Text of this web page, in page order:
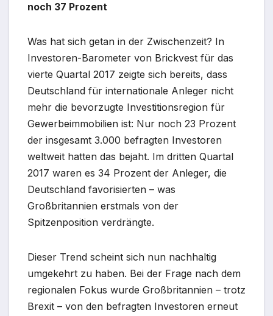
noch 37 Prozent
Was hat sich getan in der Zwischenzeit? In
Investoren-Barometer von Brickvest für das
vierte Quartal 2017 zeigte sich bereits, dass
Deutschland für internationale Anleger nicht
mehr die bevorzugte Investitionsregion für
Gewerbeimmobilien ist: Nur noch 23 Prozent
der insgesamt 3.000 befragten Investoren
weltweit hatten das bejaht. Im dritten Quartal
2017 waren es 34 Prozent der Anleger, die
Deutschland favorisierten – was
Großbritannien erstmals von der
Spitzenposition verdrängte.
Dieser Trend scheint sich nun nachhaltig
umgekehrt zu haben. Bei der Frage nach dem
regionalen Fokus wurde Großbritannien – trotz
Brexit – von den befragten Investoren erneut